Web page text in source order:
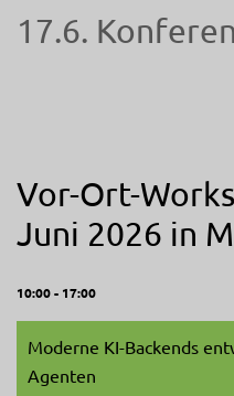
17.6.
Vor-Ort-
Juni 2026 in
10:00 - 17:00
Moderne KI-Backends
Agenten